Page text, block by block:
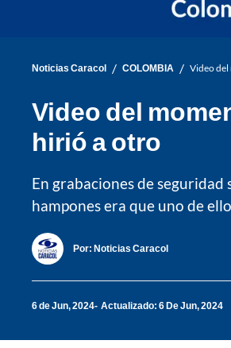
Noticias Caracol / COLOMBIA / Video del
Video del
hirió a otro
En grabaciones de
hampones era que uno de
Por: Noticias Caracol
6 de Jun, 2024 Actualizado: 6 De Jun, 2024